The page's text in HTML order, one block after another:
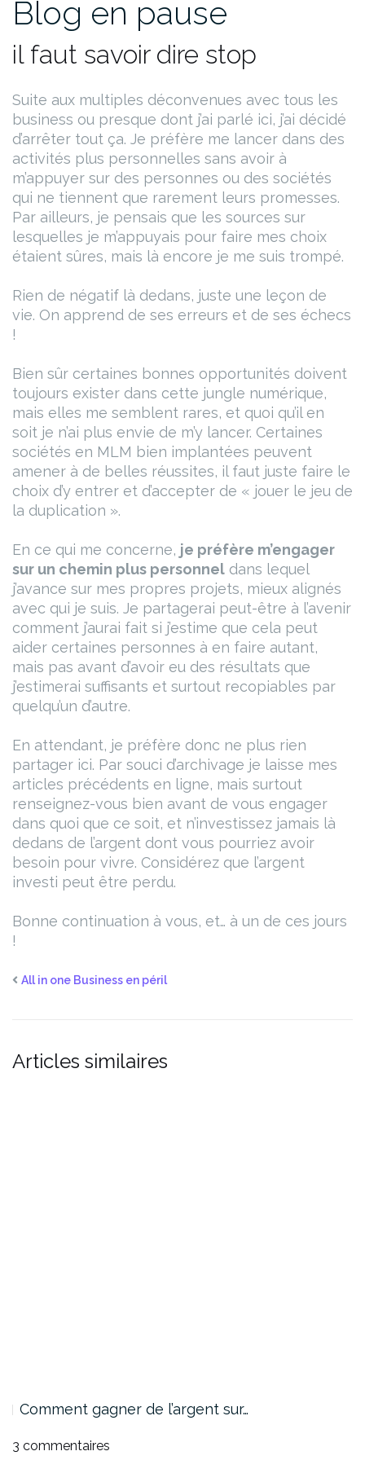
Blog en pause
il faut savoir dire stop
Suite aux multiples déconvenues avec tous les
business ou presque dont j’ai parlé ici, j’ai décidé
d’arrêter tout ça. Je préfère me lancer dans des
activités plus personnelles sans avoir à
m’appuyer sur des personnes ou des sociétés
qui ne tiennent que rarement leurs promesses.
Par ailleurs, je pensais que les sources sur
lesquelles je m’appuyais pour faire mes choix
étaient sûres, mais là encore je me suis trompé.
Rien de négatif là dedans, juste une leçon de
vie. On apprend de ses erreurs et de ses échecs
!
Bien sûr certaines bonnes opportunités doivent
toujours exister dans cette jungle numérique,
mais elles me semblent rares, et quoi qu’il en
soit je n’ai plus envie de m’y lancer. Certaines
sociétés en MLM bien implantées peuvent
amener à de belles réussites, il faut juste faire le
choix d’y entrer et d’accepter de « jouer le jeu de
la duplication ».
En ce qui me concerne, je préfère m’engager
sur un chemin plus personnel dans lequel
j’avance sur mes propres projets, mieux alignés
avec qui je suis. Je partagerai peut-être à l’avenir
comment j’aurai fait si j’estime que cela peut
aider certaines personnes à en faire autant,
mais pas avant d’avoir eu des résultats que
j’estimerai suffisants et surtout recopiables par
quelqu’un d’autre.
En attendant, je préfère donc ne plus rien
partager ici. Par souci d’archivage je laisse mes
articles précédents en ligne, mais surtout
renseignez-vous bien avant de vous engager
dans quoi que ce soit, et n’investissez jamais là
dedans de l’argent dont vous pourriez avoir
besoin pour vivre. Considérez que l’argent
investi peut être perdu.
Bonne continuation à vous, et… à un de ces jours
!
All in one Business en péril
Articles similaires
Comment gagner de l’argent sur…
3 commentaires